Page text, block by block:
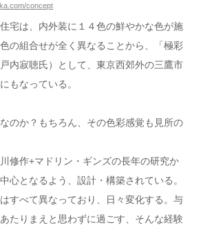
concept
宅は、内外装に１４色の鮮やかな色が施
の組合せが全く異なることから、「極彩
内寂聴氏）として、東京西郊外の三鷹市
もなっている。
のか？もちろん、その色彩感覚も見所の
修作+マドリン・ギンズの長年の研究か
心となるよう、設計・構築されている。
すべて異なっており、日々変化する。与
たりまえと思わずに過ごす、そんな経験